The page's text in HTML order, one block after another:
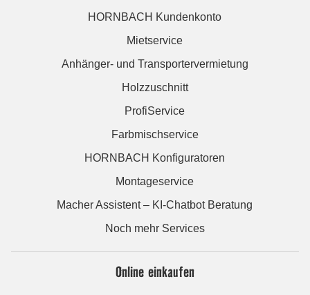
HORNBACH Kundenkonto
Mietservice
Anhänger- und Transportervermietung
Holzzuschnitt
ProfiService
Farbmischservice
HORNBACH Konfiguratoren
Montageservice
Macher Assistent – KI-Chatbot Beratung
Noch mehr Services
Online einkaufen